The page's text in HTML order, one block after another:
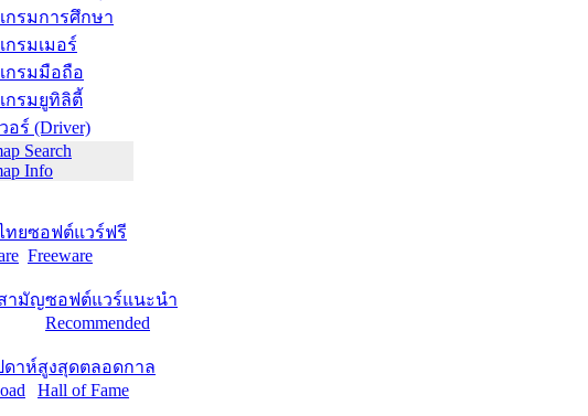
กรมการศึกษา
กรมเมอร์
กรมมือถือ
กรมยูทิลิตี้
อร์ (Driver)
Search
Info
ทยซอฟต์แวร์ฟรี
Freeware
ามัญซอฟต์แวร์แนะนำ
Recommended
ดาห์สูงสุดตลอดกาล
Hall of Fame